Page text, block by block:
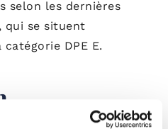
selon les dernières
qui se situent
DPE E.